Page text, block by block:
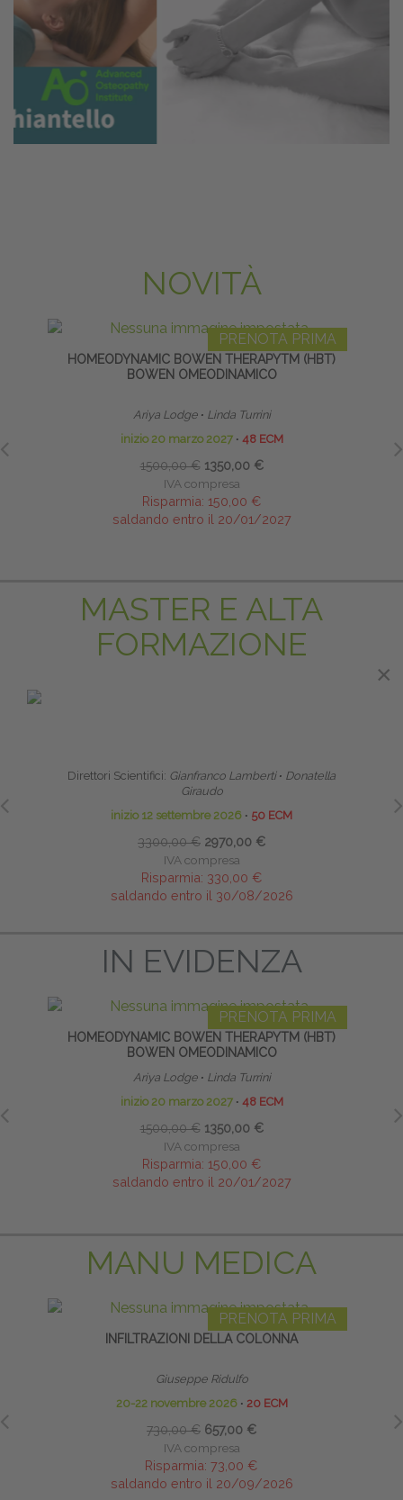
NOVITÀ
PRENOTA PRIMA
HOMEODYNAMIC BOWEN THERAPYTM (HBT)
BOWEN OMEODINAMICO
Ariya Lodge ∙ Linda Turrini
inizio 20 marzo 2027 ∙ 48 ECM
1500,00 € 1350,00 €
IVA compresa
Risparmia: 150,00 €
saldando entro il 20/01/2027
MASTER E ALTA
FORMAZIONE
Direttori Scientifici: Gianfranco Lamberti ∙ Donatella
Giraudo
inizio 12 settembre 2026 ∙ 50 ECM
3300,00 € 2970,00 €
IVA compresa
Risparmia: 330,00 €
saldando entro il 30/08/2026
IN EVIDENZA
PRENOTA PRIMA
HOMEODYNAMIC BOWEN THERAPYTM (HBT)
BOWEN OMEODINAMICO
Ariya Lodge ∙ Linda Turrini
inizio 20 marzo 2027 ∙ 48 ECM
1500,00 € 1350,00 €
IVA compresa
Risparmia: 150,00 €
saldando entro il 20/01/2027
MANU MEDICA
PRENOTA PRIMA
INFILTRAZIONI DELLA COLONNA
Giuseppe Ridulfo
20-22 novembre 2026∙ 20 ECM
730,00 € 657,00 €
IVA compresa
Risparmia: 73,00 €
saldando entro il 20/09/2026
×
×